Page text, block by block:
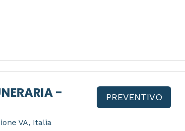
-
VA, Italia
PREVENTIVO